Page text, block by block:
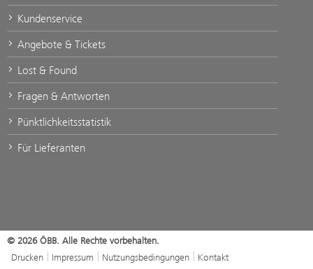
Kundenservice
Angebote & Tickets
Lost & Found
Fragen & Antworten
Pünktlichkeitsstatistik
Für Lieferanten
© 2026 ÖBB. Alle Rechte vorbehalten.
Drucken
Impressum Nutzungsbedingungen Kontakt